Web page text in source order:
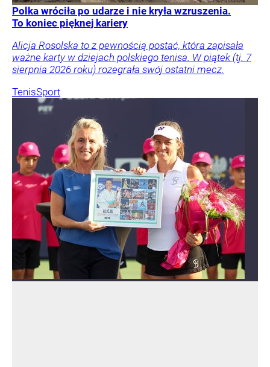
Polka wróciła po udarze i nie kryła wzruszenia.
To koniec pięknej kariery
Alicja Rosolska to z pewnością postać, która zapisała
ważne karty w dziejach polskiego tenisa. W piątek (tj. 7
sierpnia 2026 roku) rozegrała swój ostatni mecz.
TenisSport